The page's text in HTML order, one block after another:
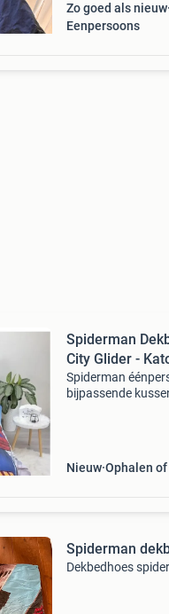
Zo goed als nieuw
Eenpersoons
Spiderman
City Glider -
Spiderman
bijpassende
Nieuw Ophalen
Spiderman
Dekbedhoes